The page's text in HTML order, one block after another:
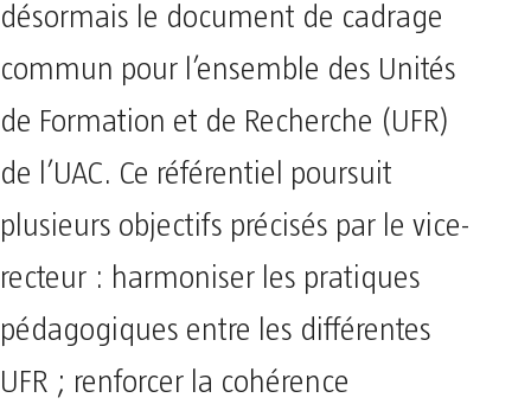
désormais le document de cadrage
commun pour l’ensemble des Unités
de Formation et de Recherche (UFR)
de l’UAC. Ce référentiel poursuit
plusieurs objectifs précisés par le vice-
recteur : harmoniser les pratiques
pédagogiques entre les différentes
UFR ; renforcer la cohérence